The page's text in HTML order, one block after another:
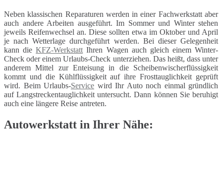
Neben klassischen Reparaturen werden in einer Fachwerkstatt aber
auch andere Arbeiten ausgeführt. Im Sommer und Winter stehen
jeweils Reifenwechsel an. Diese sollten etwa im Oktober und April
je nach Wetterlage durchgeführt werden. Bei dieser Gelegenheit
kann dieKFZ-Werkstatt Ihren Wagen auch gleich einem Winter-
Check oder einem Urlaubs-Check unterziehen. Das heißt, dass unter
anderem Mittel zur Enteisung in die Scheibenwischerflüssigkeit
kommt und die Kühlflüssigkeit auf ihre Frosttauglichkeit geprüft
wird. Beim Urlaubs-Service wird Ihr Auto noch einmal gründlich
auf Langstreckentauglichkeit untersucht. Dann können Sie beruhigt
auch eine längere Reise antreten.
Autowerkstatt in Ihrer Nähe: